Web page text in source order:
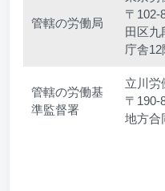
管轄の労働局
〒102-
田区九
庁舎
管轄の労働基
準監督署
立川労
〒190-
地方合